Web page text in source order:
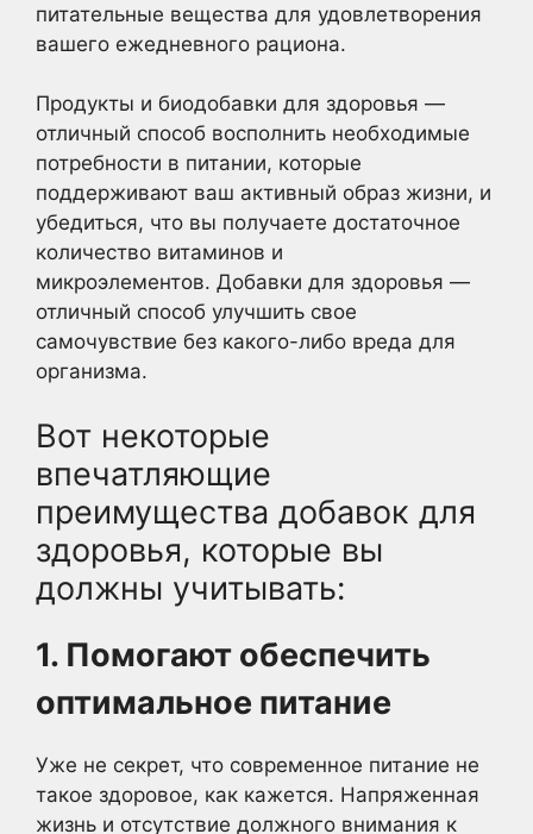
питательные вещества для удовлетворения
вашего ежедневного рациона.
Продукты и биодобавки для здоровья —
отличный способ восполнить необходимые
потребности в питании, которые
поддерживают ваш активный образ жизни, и
убедиться, что вы получаете достаточное
количество витаминов и
микроэлементов. Добавки для здоровья —
отличный способ улучшить свое
самочувствие без какого-либо вреда для
организма.
Вот некоторые
впечатляющие
преимущества добавок для
здоровья, которые вы
должны учитывать:
1. Помогают обеспечить
оптимальное питание
Уже не секрет, что современное питание не
такое здоровое, как кажется. Напряженная
жизнь и отсутствие должного внимания к